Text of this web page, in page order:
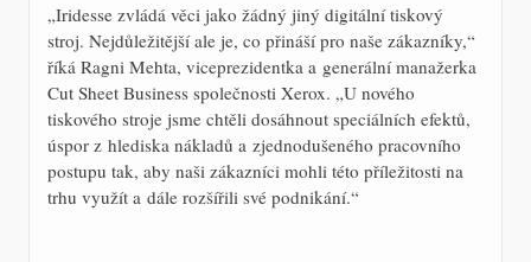
„Iridesse zvládá věci jako žádný jiný digitální tiskový
stroj. Nejdůležitější ale je, co přináší pro naše zákazníky,“
říká Ragni Mehta, viceprezidentka a generální manažerka
Cut Sheet Business společnosti Xerox. „U nového
tiskového stroje jsme chtěli dosáhnout speciálních efektů,
úspor z hlediska nákladů a zjednodušeného pracovního
postupu tak, aby naši zákazníci mohli této příležitosti na
trhu využít a dále rozšířili své podnikání.“